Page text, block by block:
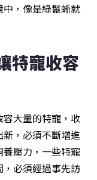
，像是綠鬣蜥就
特寵收容
大量的特寵，收
，必須不斷增進
壓力，一些特寵
必須經過事先訪